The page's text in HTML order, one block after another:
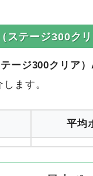
ージ300クリア